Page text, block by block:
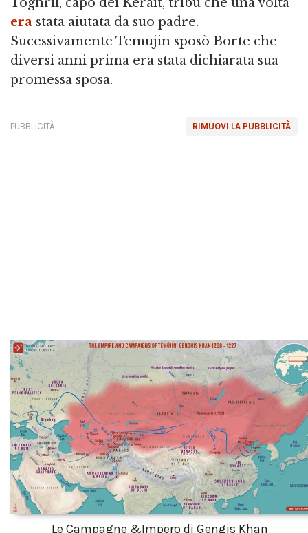
era stata aiutata da suo padre.
Sucessivamente Temujin sposò Borte che
diversi anni prima era stata dichiarata sua
promessa sposa.
RIMUOVI LA PUBBLICITÀ
PUBBLICITÀ
Le Campagne &Impero di Gengis Khan